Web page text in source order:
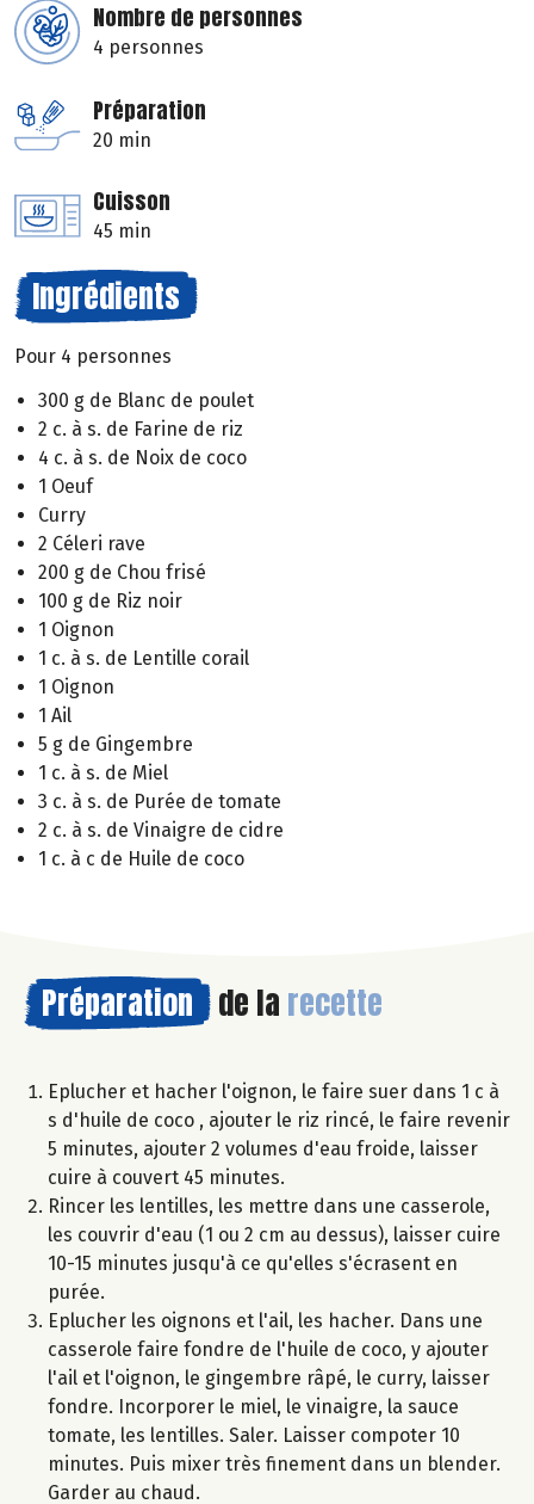
Nombre de personnes
4 personnes
Préparation
20 min
Cuisson
45 min
Ingrédients
Pour 4 personnes
300 g de Blanc de poulet
2 c. à s. de Farine de riz
4 c. à s. de Noix de coco
1 Oeuf
Curry
2 Céleri rave
200 g de Chou frisé
100 g de Riz noir
1 Oignon
1 c. à s. de Lentille corail
1 Oignon
1 Ail
5 g de Gingembre
1 c. à s. de Miel
3 c. à s. de Purée de tomate
2 c. à s. de Vinaigre de cidre
1 c. à c de Huile de coco
Préparation de la recette
Eplucher et hacher l'oignon, le faire suer dans 1 c à
s d'huile de coco , ajouter le riz rincé, le faire revenir
5 minutes, ajouter 2 volumes d'eau froide, laisser
cuire à couvert 45 minutes.
Rincer les lentilles, les mettre dans une casserole,
les couvrir d'eau (1 ou 2 cm au dessus), laisser cuire
10-15 minutes jusqu'à ce qu'elles s'écrasent en
purée.
Eplucher les oignons et l'ail, les hacher. Dans une
casserole faire fondre de l'huile de coco, y ajouter
l'ail et l'oignon, le gingembre râpé, le curry, laisser
fondre. Incorporer le miel, le vinaigre, la sauce
tomate, les lentilles. Saler. Laisser compoter 10
minutes. Puis mixer très finement dans un blender.
Garder au chaud.